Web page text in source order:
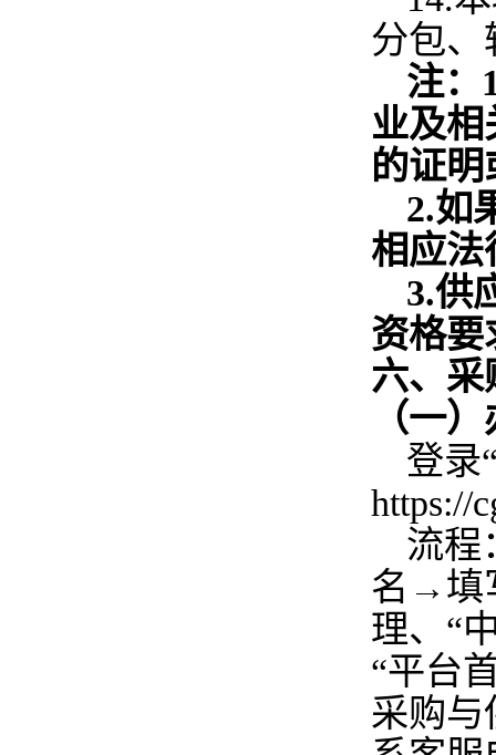
分包、
注：
业及相
的证
2.如
相应法
3.供
资格要
六、采
（一
登录
https://
流
名→填
理、“
“平台
采购与